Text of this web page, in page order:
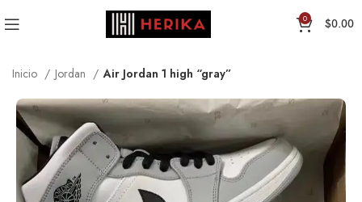
0 $0.00
Inicio Jordan Air Jordan 1 high “gray”